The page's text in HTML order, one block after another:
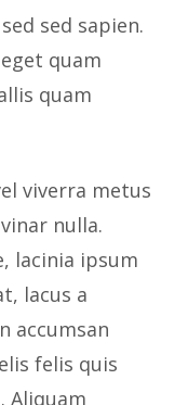
sed sapien.
quam
quam
viverra metus
nulla.
lacinia ipsum
lacus a
accumsan
felis quis
Aliquam